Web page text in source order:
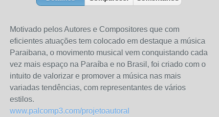
Motivado pelos Autores e Compositores que com
eficientes atuações tem colocado em destaque a música
Paraibana, o movimento musical vem conquistando cada
vez mais espaço na Paraíba e no Brasil, foi criado com o
intuito de valorizar e promover a música nas mais
variadas tendências, com representantes de vários
estilos.
www.palcomp3.com/projetoautoral